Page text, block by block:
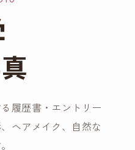
履歴書・エントリー
ヘアメイク、自然な